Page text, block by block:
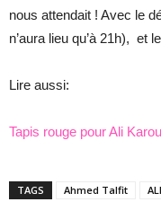
nous attendait ! Avec le
n’aura lieu qu’à 21h), et
Lire aussi:
Tapis rouge pour Ali
TAGS Ahmed Talfit